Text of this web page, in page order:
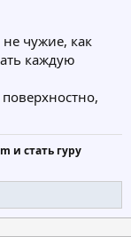
чужие, как
каждую
и стать гуру